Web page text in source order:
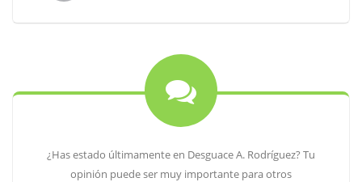
¿Has estado últimamente en Desguace A. Rodríguez? Tu
opinión puede ser muy importante para otros